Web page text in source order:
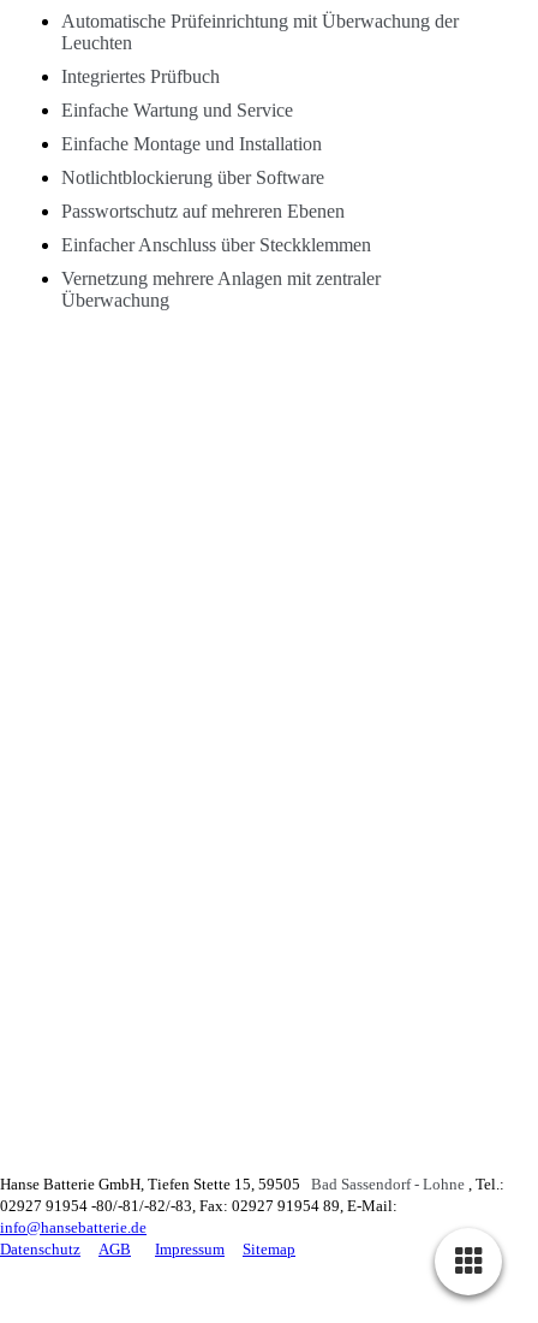
Automatische Prüfeinrichtung mit Überwachung der
Leuchten
Integriertes Prüfbuch
Einfache Wartung und Service
Einfache Montage und Installation
Notlichtblockierung über Software
Passwortschutz auf mehreren Ebenen
Einfacher Anschluss über Steckklemmen
Vernetzung mehrere Anlagen mit zentraler
Überwachung
Hanse Batterie GmbH, Tiefen Stette 15, 59505 Bad Sassendorf - Lohne , Tel.:
02927 91954 -80/-81/-82/-83, Fax: 02927 91954 89 , E-Mail:
info@hansebatterie.de
Datenschutz
AGB Impressum Sitemap